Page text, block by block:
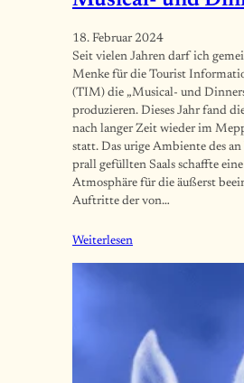
18. Februar 2024
Seit vielen Jahren darf ich
Menke für die Tourist
(TIM) die „Musical- und
produzieren. Dieses Jahr fand
nach langer Zeit wieder im
statt. Das urige Ambiente des
prall gefüllten Saals schaffte
Atmosphäre für die äußerst
Auftritte der von…
Weiterlesen